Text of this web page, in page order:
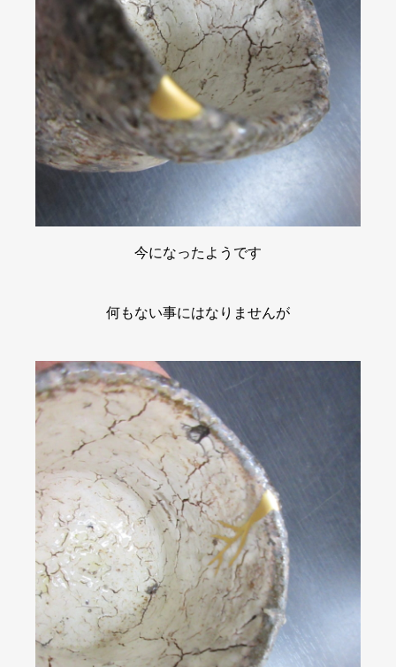
今になったようです
何もない事にはなりませんが